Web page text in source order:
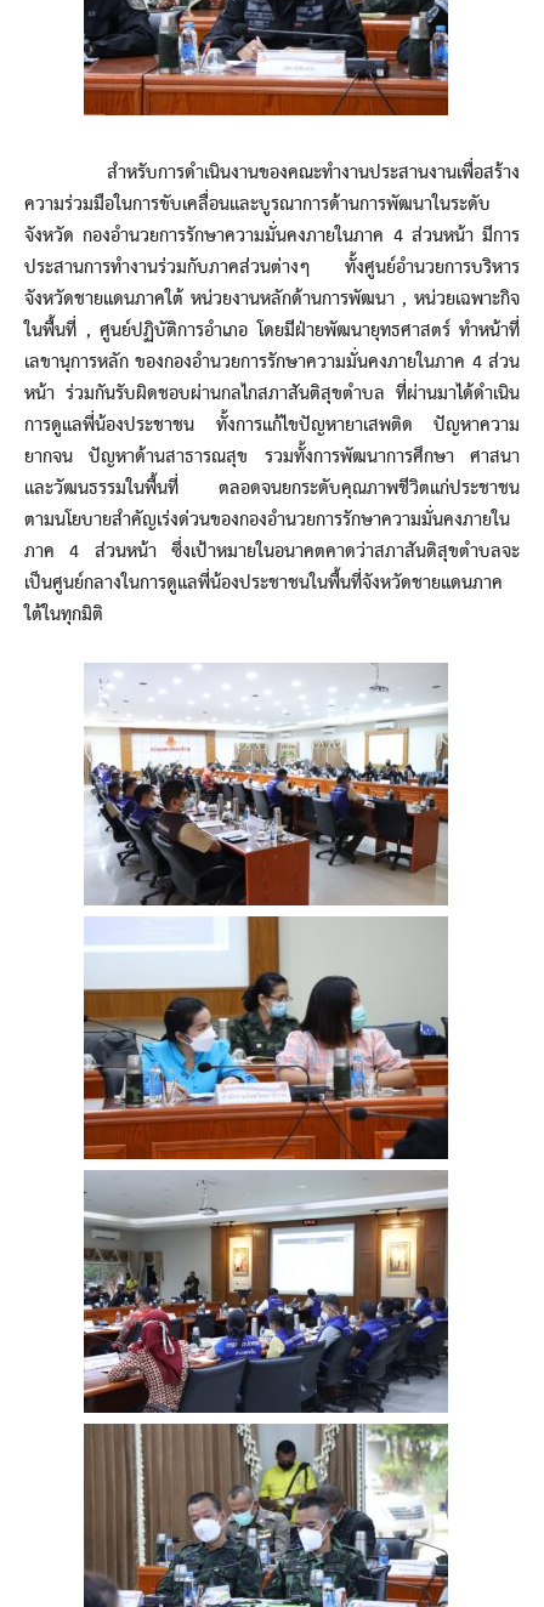
สำหรับการดำเนินงานของคณะทำงานประสานงานเพื่อสร้าง
ความร่วมมือในการขับเคลื่อนและบูรณาการด้านการพัฒนาในระดับ
จังหวัด กองอำนวยการรักษาความมั่นคงภายในภาค 4 ส่วนหน้า มีการ
ประสานการทำงานร่วมกับภาคส่วนต่างๆ ทั้งศูนย์อำนวยการบริหาร
จังหวัดชายแดนภาคใต้ หน่วยงานหลักด้านการพัฒนา , หน่วยเฉพาะกิจ
ในพื้นที่ , ศูนย์ปฏิบัติการอำเภอ โดยมีฝ่ายพัฒนายุทธศาสตร์ ทำหน้าที่
เลขานุการหลัก ของกองอำนวยการรักษาความมั่นคงภายในภาค 4 ส่วน
หน้า ร่วมกันรับผิดชอบผ่านกลไกสภาสันติสุขตำบล ที่ผ่านมาได้ดำเนิน
การดูแลพี่น้องประชาชน ทั้งการแก้ไขปัญหายาเสพติด ปัญหาความ
ยากจน ปัญหาด้านสาธารณสุข รวมทั้งการพัฒนาการศึกษา ศาสนา
และวัฒนธรรมในพื้นที่ ตลอดจนยกระดับคุณภาพชีวิตแก่ประชาชน
ตามนโยบายสำคัญเร่งด่วนของกองอำนวยการรักษาความมั่นคงภายใน
ภาค 4 ส่วนหน้า ซึ่งเป้าหมายในอนาคตคาดว่าสภาสันติสุขตำบลจะ
เป็นศูนย์กลางในการดูแลพี่น้องประชาชนในพื้นที่จังหวัดชายแดนภาค
ใต้ในทุกมิติ